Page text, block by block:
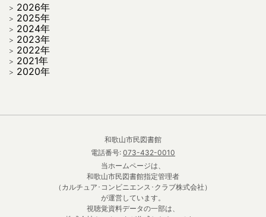
2026年
2025年
2024年
2023年
2022年
2021年
2020年
和歌山市民図書館
電話番号: 073-432-0010
当ホームページは、
和歌山市民図書館指定管理者
（カルチュア･コンビニエンス･クラブ株式会社）
が運営しています。
視聴覚資料データの一部は、